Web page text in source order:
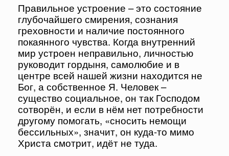
Правильное устроение – это состояние
глубочайшего смирения, сознания
греховности и наличие постоянного
покаянного чувства. Когда внутренний
мир устроен неправильно, личностью
руководит гордыня, самолюбие и в
центре всей нашей жизни находится не
Бог, а собственное Я. Человек –
существо социальное, он так Господом
сотворён, и если в нём нет потребности
другому помогать, «сносить немощи
бессильных», значит, он куда-то мимо
Христа смотрит, идёт не туда.